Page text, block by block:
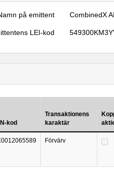
på emittent CombinedX
LEI-kod
kod
Transaktionens
karaktär
Förvärv